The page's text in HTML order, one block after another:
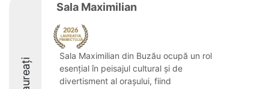
Laureați
Sala Maximilian
Sala Maximilian din Buzău ocupă un rol
esențial în peisajul cultural și de
divertisment al orașului, fiind